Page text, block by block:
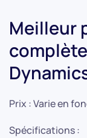
Meilleur
Prix : Varie en
Spécifications :